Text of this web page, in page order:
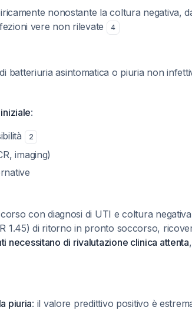
nonostante la coltura negativa,
vere non rilevate
4
batteriuria asintomatica o piuria non
:
2
imaging)
con diagnosi di UTI e coltura
1.45) di ritorno in pronto soccorso,
necessitano di rivalutazione clinica attenta
piuria: il valore predittivo positivo è